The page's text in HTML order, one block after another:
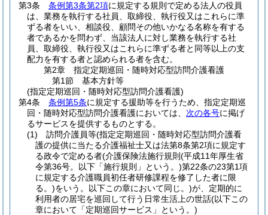
第3条
条例第3条第2項に規定する規則で定める法人の役員
は、業務を執行する社員、取締役、執行役又はこれらに準
ずる者をいい、相談役、顧問その他いかなる名称を有する
者であるかを問わず、当該法人に対し業務を執行する社
員、取締役、執行役又はこれらに準ずる者と同等以上の支
配力を有する者と認められる者を含む。
第2章
指定定期巡回・随時対応型訪問介護看護
第1節
基本方針等
(指定定期巡回・随時対応型訪問介護看護)
第4条
条例第5条に規定する援助等を行うため、指定定期巡
回・随時対応型訪問介護看護においては、 次の各号に掲げ
るサービスを提供するものとする。
(1)
訪問介護員等(指定定期巡回・随時対応型訪問介護看
護の提供に当たる介護福祉士又は法第8条第2項に規定す
る政令で定める者(介護保険法施行規則 (平成11年厚生省
令第36号。以下「施行規則」という。)第22条の23第1項
に規定する介護職員初任者研修課程を修了した者に限
る。)をいう。以下この章において同じ。)が、定期的に
利用者の居宅を巡回して行う日常生活上の世話(以下この
章において「定期巡回サービス」という。)